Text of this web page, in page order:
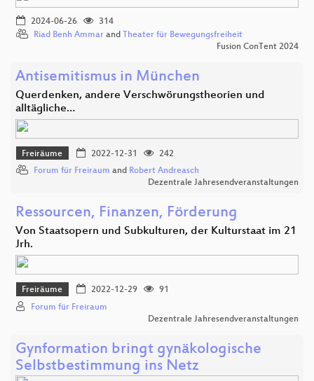
2024-06-26
314
Riad Benh Ammar and Theater für Bewegungsfreiheit
Fusion ConTent 2024
Antisemitismus in München
Querdenken, andere Verschwörungstheorien und
alltägliche…
Freiräume 2022-12-31
242
Forum für Freiraum and Robert Andreasch
Dezentrale Jahresendveranstaltungen
Ressourcen, Finanzen, Förderung
Von Staatsopern und Subkulturen, der Kulturstaat im 21
Jrh.
Freiräume 2022-12-29
91
Forum für Freiraum
Dezentrale Jahresendveranstaltungen
Gynformation bringt gynäkologische
Selbstbestimmung ins Netz